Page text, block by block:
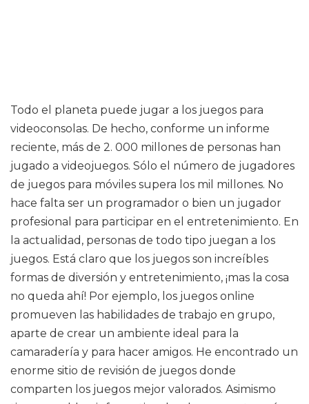
Todo el planeta puede jugar a los juegos para
videoconsolas. De hecho, conforme un informe
reciente, más de 2. 000 millones de personas han
jugado a videojuegos. Sólo el número de jugadores
de juegos para móviles supera los mil millones. No
hace falta ser un programador o bien un jugador
profesional para participar en el entretenimiento. En
la actualidad, personas de todo tipo juegan a los
juegos. Está claro que los juegos son increíbles
formas de diversión y entretenimiento, ¡mas la cosa
no queda ahí! Por ejemplo, los juegos online
promueven las habilidades de trabajo en grupo,
aparte de crear un ambiente ideal para la
camaradería y para hacer amigos. He encontrado un
enorme sitio de revisión de juegos donde
comparten los juegos mejor valorados. Asimismo